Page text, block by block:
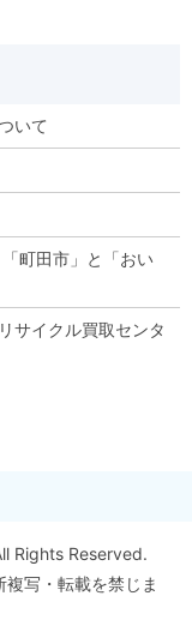
いて
町田市」と「おい
サイクル買取センタ
Rights Reserved.
複写・転載を禁じま